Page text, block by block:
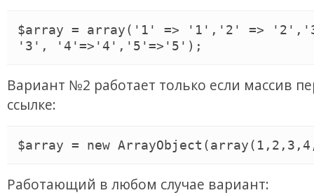
$array = array('1' => '1','2' =>
'3', '4'=>'4','5'=>'5');
Вариант №2 работает только если массив
ссылке:
Работающий в любом случае вариант: